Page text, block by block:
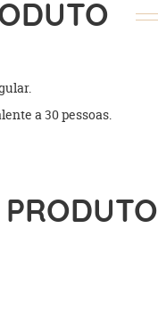
a 30 pessoas.